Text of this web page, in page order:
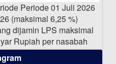
Periode 01 Juli 2026
(maksimal 6,25 %)
dijamin LPS maksimal
Rupiah per nasabah